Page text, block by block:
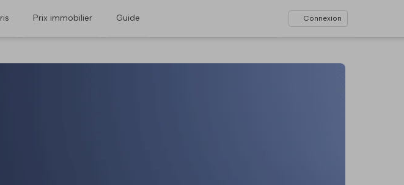
Prix immobilier Guide Connexion